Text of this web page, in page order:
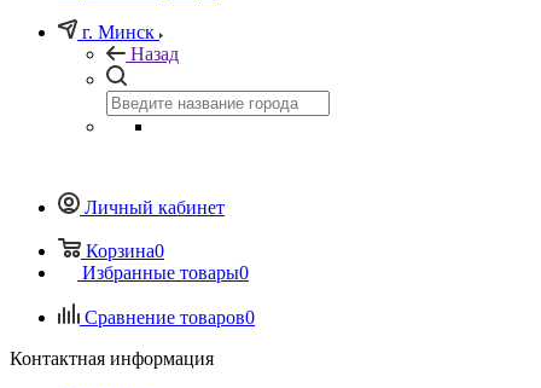
г. Минск
Назад
Личный кабинет
Корзина0
Избранные товары0
Сравнение товаров0
Контактная информация